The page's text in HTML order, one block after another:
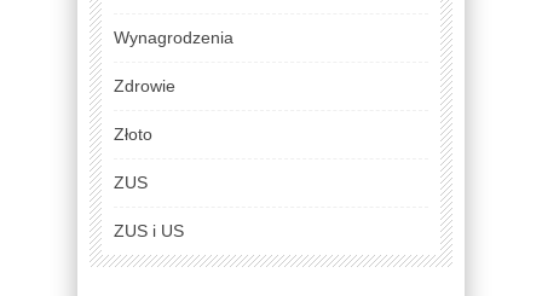
Wynagrodzenia
Zdrowie
Złoto
ZUS
ZUS i US